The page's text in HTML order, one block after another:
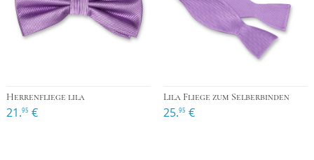
Herrenfliege lila
21.95 €
Lila Fliege zum Selberbinden
25.95 €